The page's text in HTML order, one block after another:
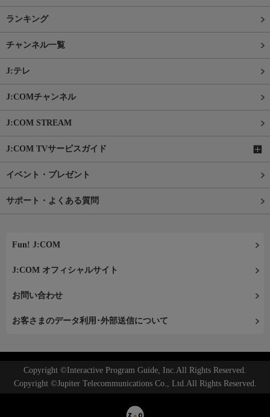
ランキング
チャンネル一覧
J:テレ
J:COMチャンネル
J:COM STREAM
J:COM TVサービスガイド
イベント・プレゼント
サポート・よくある質問
Fun! J:COM
J:COM オフィシャルサイト
お問い合わせ
お客さまのデータ利用･外部送信について
Copyright ©Interactive Program Guide, Inc.All Rights Reserved.
Copyright ©Jupiter Telecommunications Co., Ltd.All Rights Reserved.